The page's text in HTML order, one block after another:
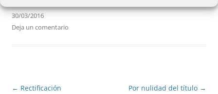
30/03/2016
Deja un comentario
Navegación
← Rectificación Por nulidad del título →